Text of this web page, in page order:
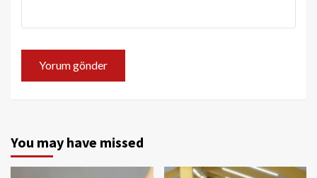
You may have missed